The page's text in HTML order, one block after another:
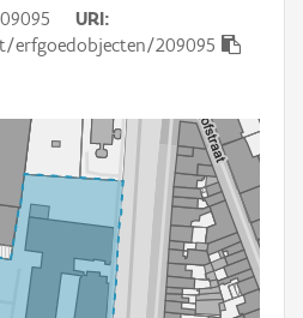
URI
erfgoedobjecten/209095